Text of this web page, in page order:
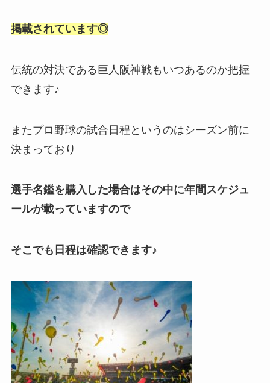
掲載されています◎
伝統の対決である巨人阪神戦もいつあるのか把握
できます♪
またプロ野球の試合日程というのはシーズン前に
決まっており
選手名鑑を購入した場合はその中に年間スケジュ
ールが載っていますので
そこでも日程は確認できます♪